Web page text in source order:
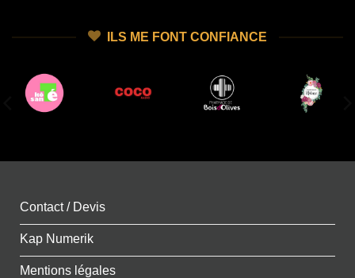
ILS ME FONT CONFIANCE
Contact / Devis
Kap Numerik
Mentions légales